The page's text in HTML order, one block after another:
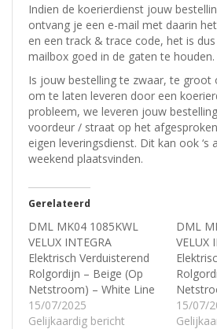
Indien de koerierdienst jouw
ontvang je een e-mail met daarin
en een track & trace code, het is
mailbox goed in de gaten te houden.
Is jouw bestelling te zwaar, te groot
om te laten leveren door een
probleem, we leveren jouw
voordeur / straat op het
eigen leveringsdienst. Dit kan ook ‘s
weekend plaatsvinden.
Gerelateerd
DML MK04 1085KWL
VELUX INTEGRA
Elektrisch Verduisterend
Rolgordijn – Beige (Op
Netstroom) – White Line
15/07/2025
Gelijkaardig bericht
DML
VELUX
15/07/